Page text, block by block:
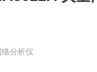
分析仪